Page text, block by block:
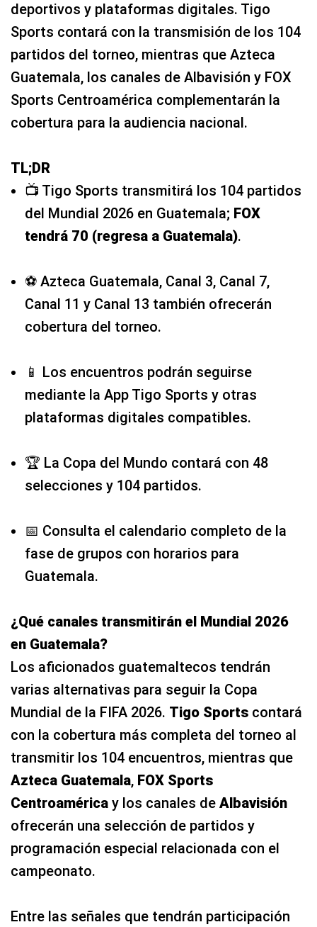
deportivos y plataformas digitales. Tigo
Sports contará con la transmisión de los 104
partidos del torneo, mientras que Azteca
Guatemala, los canales de Albavisión y FOX
Sports Centroamérica complementarán la
cobertura para la audiencia nacional.
TL;DR
📺 Tigo Sports transmitirá los 104 partidos
del Mundial 2026 en Guatemala; FOX
tendrá 70 (regresa a Guatemala).
⚽ Azteca Guatemala, Canal 3, Canal 7,
Canal 11 y Canal 13 también ofrecerán
cobertura del torneo.
📱 Los encuentros podrán seguirse
mediante la App Tigo Sports y otras
plataformas digitales compatibles.
🏆 La Copa del Mundo contará con 48
selecciones y 104 partidos.
📅 Consulta el calendario completo de la
fase de grupos con horarios para
Guatemala.
¿Qué canales transmitirán el Mundial 2026
en Guatemala?
Los aficionados guatemaltecos tendrán
varias alternativas para seguir la Copa
Mundial de la FIFA 2026. Tigo Sports contará
con la cobertura más completa del torneo al
transmitir los 104 encuentros, mientras que
Azteca Guatemala, FOX Sports
Centroamérica y los canales de Albavisión
ofrecerán una selección de partidos y
programación especial relacionada con el
campeonato.
Entre las señales que tendrán participación